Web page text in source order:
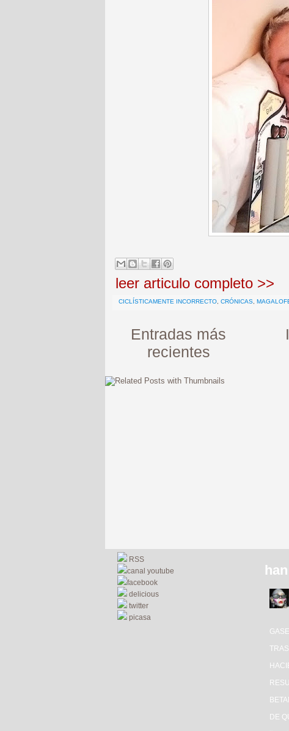
leer articulo completo >>
CICLÍSTICAMENTE INCORRECTO CRÓNICAS
Entradas más
recientes
RSS
canal youtube
facebook
delicious
twitter
picasa
DE